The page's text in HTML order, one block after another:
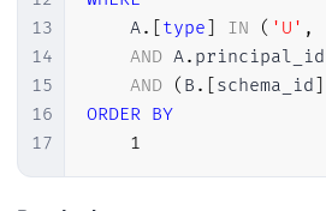
13
14
15
16
17
    A
. type IN ( 'U' ,
AND A. principal_id
AND
( B . schema_id
ORDER BY
1